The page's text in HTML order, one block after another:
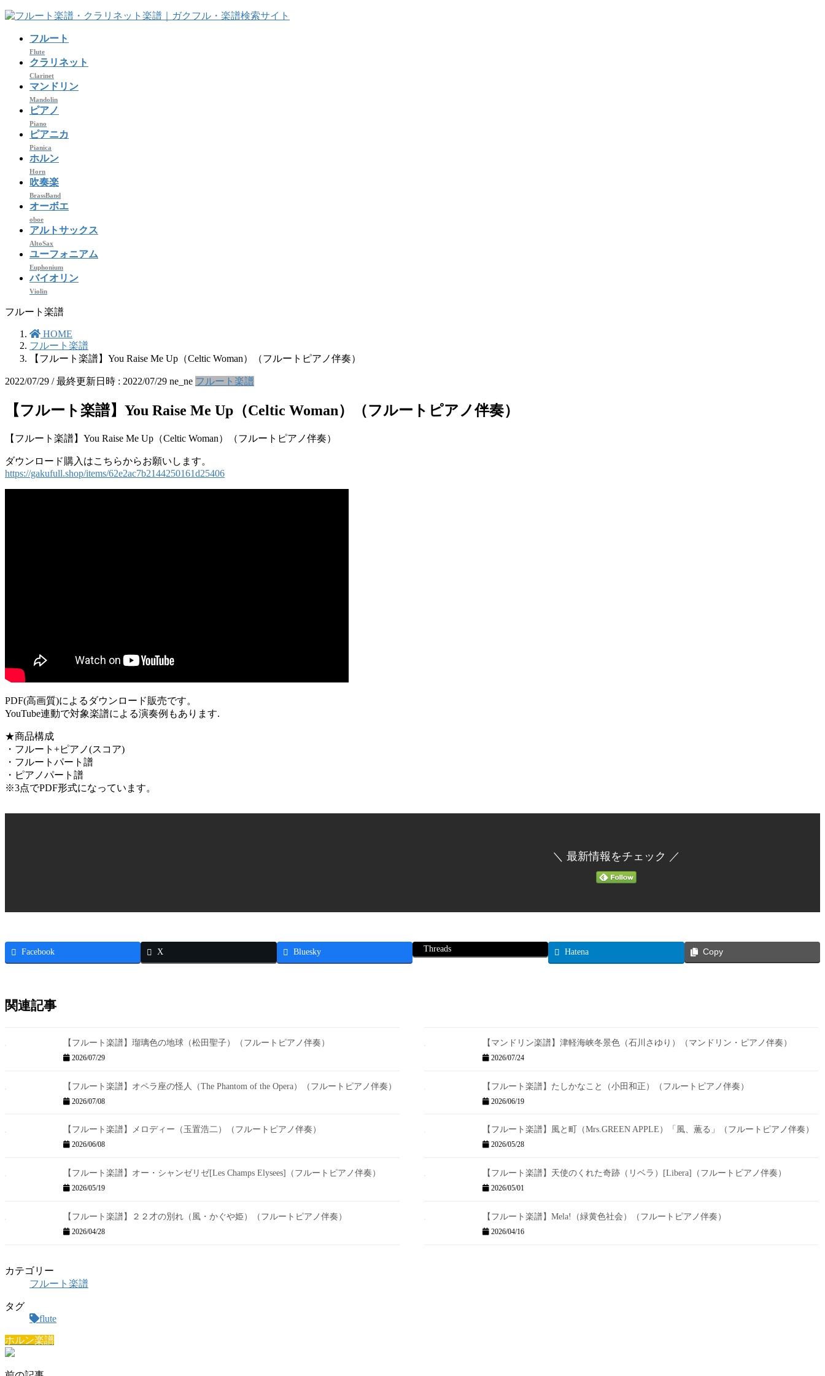
コ
ナ
フルート
Flute
クラリネット
Clarinet
マンドリン
Mandolin
ピアノ
Piano
ピアニカ
Pianica
ホルン
Horn
吹奏楽
BrassBand
オーボエ
oboe
アルトサックス
AltoSax
ユーフォニアム
Euphonium
バイオリン
Violin
フルート楽譜
HOME
フルート楽譜
【フルート楽譜】You Raise Me Up（Celtic Woman）（フルートピアノ伴奏）
2022/07/29 / 最終更新日時 : 2022/07/29 ne_ne フルート楽譜
【フルート楽譜】You Raise Me Up（Celtic Woman）（フルートピアノ伴奏）
【フルート楽譜】You Raise Me Up（Celtic Woman）（フルートピアノ伴奏）
ダウンロード購入はこちらからお願いします。
https://gakufull.shop/items/62e2ac7b2144250161d25406
PDF(高画質)によるダウンロード販売です。
YouTube連動で対象楽譜による演奏例もあります.
★商品構成
・フルート+ピアノ(スコア)
・フルートパート譜
・ピアノパート譜
※3点でPDF形式になっています。
＼ 最新情報をチェック ／
Facebook X Bluesky Threads Hatena Copy
関連記事
【フルート楽譜】瑠璃色の地球（松田聖子）（フルートピアノ伴奏）
2026/07/29
【マンドリン楽譜】津軽海峡冬景色（石川さゆり）（マンドリン・ピアノ伴奏）
2026/07/24
【フルート楽譜】オペラ座の怪人（The Phantom of the Opera）（フルートピアノ伴奏）
2026/07/08
【フルート楽譜】たしかなこと（小田和正）（フルートピアノ伴奏）
2026/06/19
【フルート楽譜】メロディー（玉置浩二）（フルートピアノ伴奏）
2026/06/08
【フルート楽譜】風と町（Mrs.GREEN APPLE）「風、薫る」（フルートピアノ伴奏）
2026/05/28
【フルート楽譜】オー・シャンゼリゼ[Les Champs Elysees]（フルートピアノ伴奏）
2026/05/19
【フルート楽譜】天使のくれた奇跡（リベラ）[Libera]（フルートピアノ伴奏）
2026/05/01
【フルート楽譜】２２才の別れ（風・かぐや姫）（フルートピアノ伴奏）
2026/04/28
【フルート楽譜】Mela!（緑黄色社会）（フルートピアノ伴奏）
2026/04/16
カテゴリー
フルート楽譜
タグ
flute
ホルン楽譜